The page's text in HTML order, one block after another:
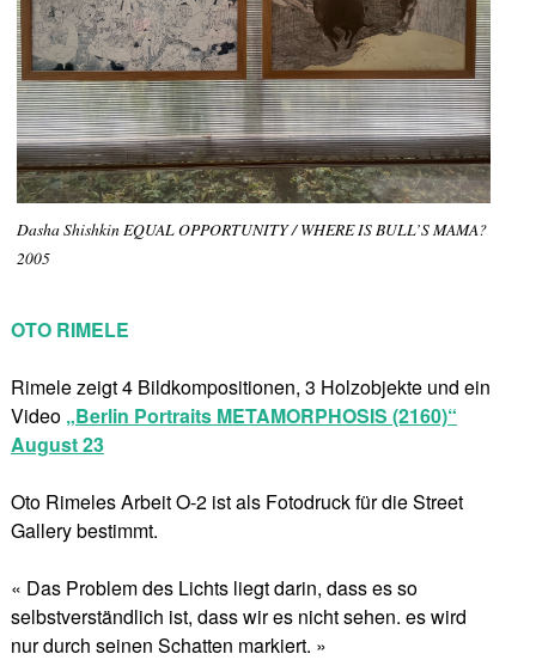
Dasha Shishkin EQUAL OPPORTUNITY / WHERE IS BULL’S MAMA?
2005
OTO RIMELE
Rimele zeigt 4 Bildkompositionen, 3 Holzobjekte und ein
Video „Berlin Portraits METAMORPHOSIS (2160)“
August 23
Oto Rimeles Arbeit O-2 ist als Fotodruck für die Street
Gallery bestimmt.
« Das Problem des Lichts liegt darin, dass es so
selbstverständlich ist, dass wir es nicht sehen. es wird
nur durch seinen Schatten markiert. »